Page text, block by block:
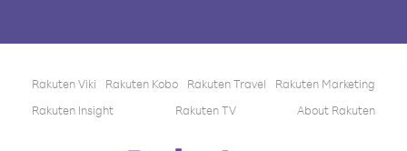
Rakuten Viki Rakuten Kobo Rakuten Travel
Rakuten Marketing
Rakuten Insight
Rakuten TV About Rakuten